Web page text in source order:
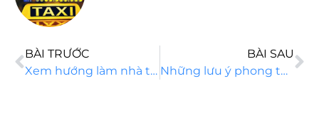
BÀI TRƯỚC
Xem hướng làm nhà theo tuổi chuẩn phong thuỷ, rước may mắn phú quý
BÀI SAU
Những lưu ý phong thủy khi xây nhà để rước “tài lộc, may mắn”